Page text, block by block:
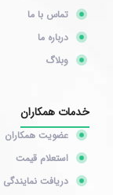
تماس با ما
درباره ما
وبلاگ
خدمات همکاران
عضویت همکاران
استعلام قیمت
دریافت نمایندگی